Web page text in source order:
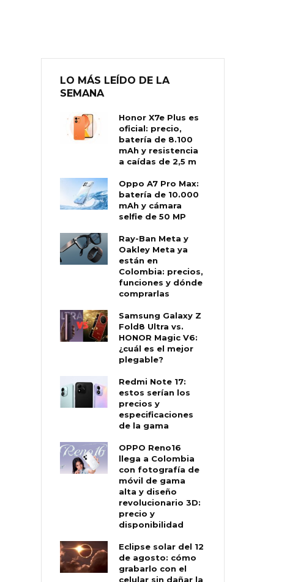
LO MÁS LEÍDO DE LA
SEMANA
Honor X7e Plus es
oficial: precio,
batería de 8.100
mAh y resistencia
a caídas de 2,5 m
Oppo A7 Pro Max:
batería de 10.000
mAh y cámara
selfie de 50 MP
Ray-Ban Meta y
Oakley Meta ya
están en
Colombia: precios,
funciones y dónde
comprarlas
Samsung Galaxy Z
Fold8 Ultra vs.
HONOR Magic V6:
¿cuál es el mejor
plegable?
Redmi Note 17:
estos serían los
precios y
especificaciones
de la gama
OPPO Reno16
llega a Colombia
con fotografía de
móvil de gama
alta y diseño
revolucionario 3D:
precio y
disponibilidad
Eclipse solar del 12
de agosto: cómo
grabarlo con el
celular sin dañar la